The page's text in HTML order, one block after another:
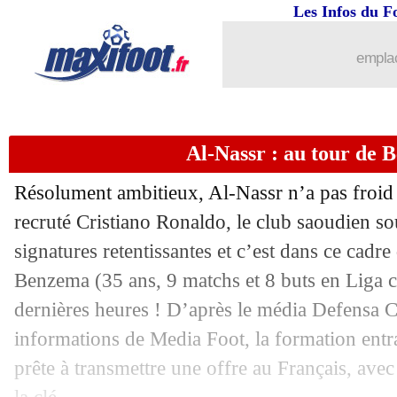
Les Infos du
Al-Nassr : au tour de
Résolument ambitieux, Al-Nassr n’a pas
recruté Cristiano Ronaldo, le club saoudien
signatures retentissantes et c’est dans ce
Benzema (35 ans, 9 matchs et 8 buts en Liga
dernières heures ! D’après le média Defensa
informations de Media Foot, la formation
prête à transmettre une offre au Français,
Chelsea : c'est fait pour Mudryk !
15/01 PHOTO: Montpellier-Nantes a repris
15/01 L1: Lille 5-1 Troyes (fini)
15/01 Montpellier: Nice apprécie Wahi
15/01 Ita.: la Lazio renoue avec le succès
15/01 L1 : Reims-Nice, les compos
15/01 L1: Montpellier-Nantes, les compos